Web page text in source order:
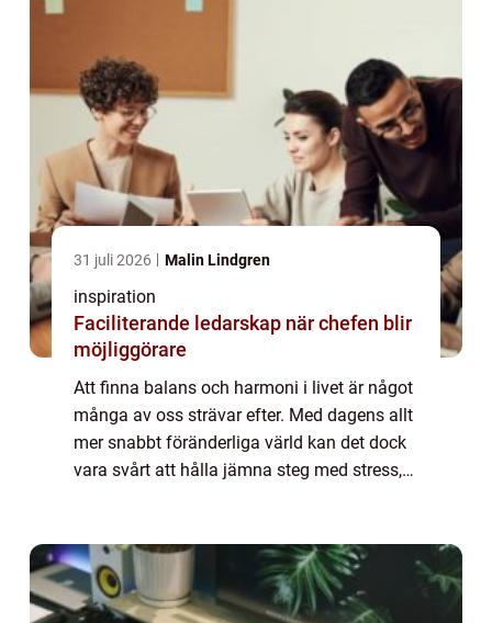
31 juli 2026 Malin Lindgren
inspiration
Faciliterande ledarskap när chefen blir
möjliggörare
Att finna balans och harmoni i livet är något
många av oss strävar efter. Med dagens allt
mer snabbt föränderliga värld kan det dock
vara svårt att hålla jämna steg med stress,